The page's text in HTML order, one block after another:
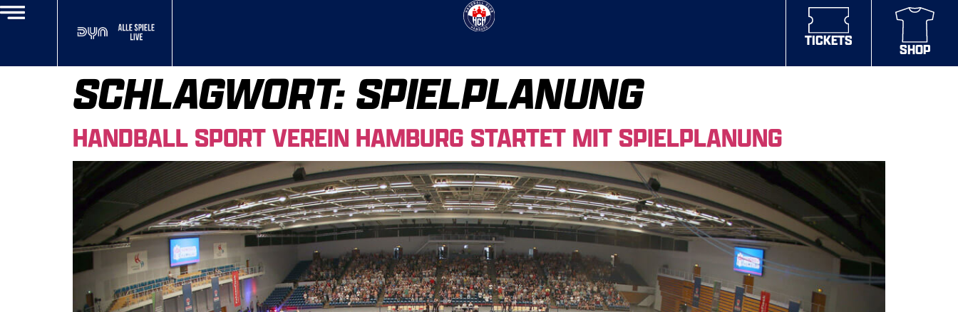
TICKETS
SHOP
SCHLAGWORT: SPIELPLANUNG
HANDBALL SPORT VEREIN HAMBURG STARTET MIT SPIELPLANUNG